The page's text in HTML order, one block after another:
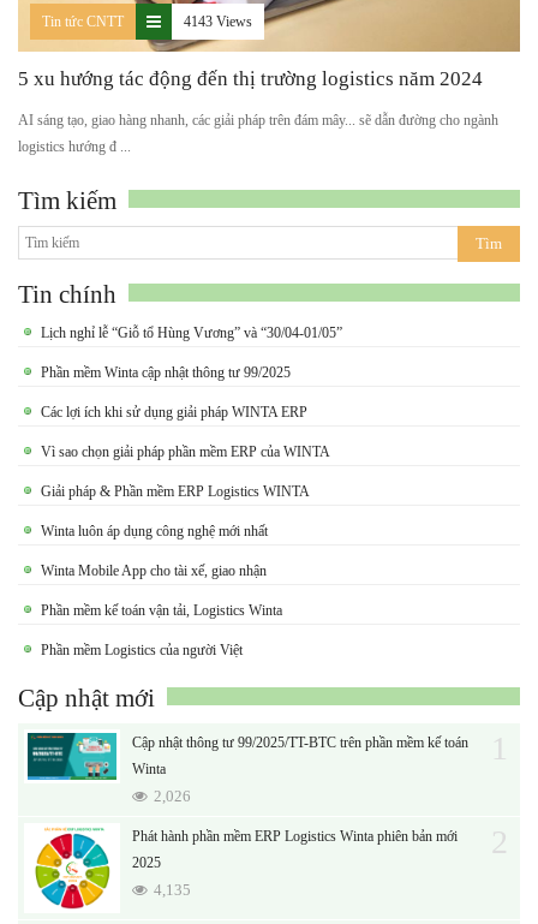
Tin tức CNTT 4143 Views
5 xu hướng tác động đến thị trường logistics năm 2024
AI sáng tạo, giao hàng nhanh, các giải pháp trên đám mây... sẽ dẫn đường cho ngành
logistics hướng đ ...
Tìm kiếm
Tin chính
Lịch nghỉ lễ “Giỗ tổ Hùng Vương” và “30/04-01/05”
Phần mềm Winta cập nhật thông tư 99/2025
Các lợi ích khi sử dụng giải pháp WINTA ERP
Vì sao chọn giải pháp phần mềm ERP của WINTA
Giải pháp & Phần mềm ERP Logistics WINTA
Winta luôn áp dụng công nghệ mới nhất
Winta Mobile App cho tài xế, giao nhận
Phần mềm kế toán vận tải, Logistics Winta
Phần mềm Logistics của người Việt
Cập nhật mới
Cập nhật thông tư 99/2025/TT-BTC trên phần mềm kế toán
Winta
2,026
1
Phát hành phần mềm ERP Logistics Winta phiên bản mới
2025
4,135
2